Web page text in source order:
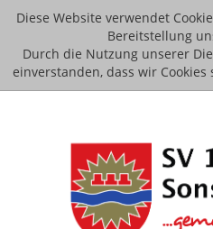
Diese Website verwendet
Bereitstellung
Durch die Nutzung unserer
einverstanden, dass wir Cookies